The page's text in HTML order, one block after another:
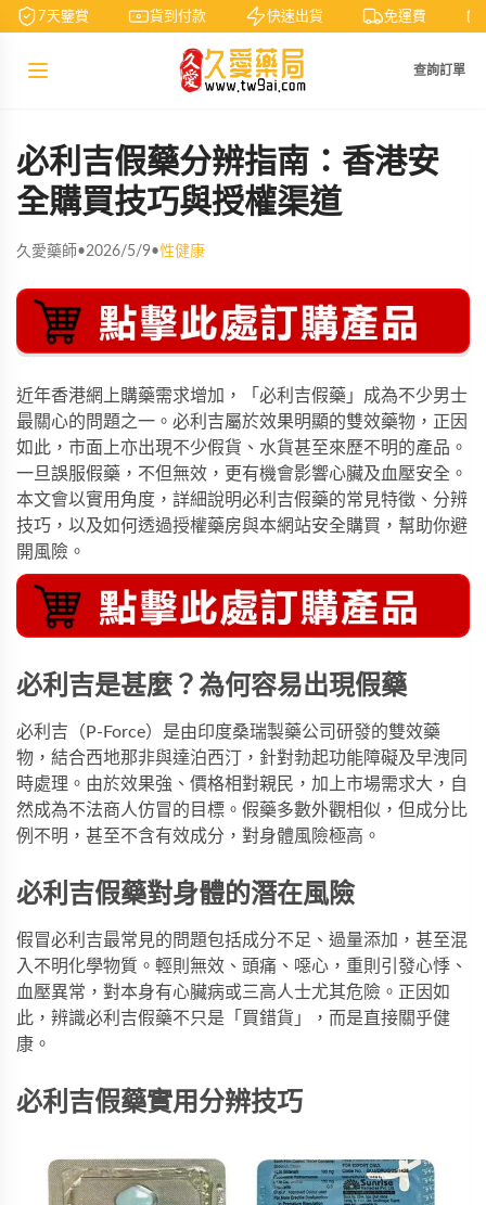
7天鑒賞 貨到付款 快速出貨 免運費
查詢訂單
必利吉假藥分辨指南：香港安
全購買技巧與授權渠道
久愛藥師•2026/5/9•性健康
近年香港網上購藥需求增加，「必利吉假藥」成為不少男士
最關心的問題之一。必利吉屬於效果明顯的雙效藥物，正因
如此，市面上亦出現不少假貨、水貨甚至來歷不明的產品。
一旦誤服假藥，不但無效，更有機會影響心臟及血壓安全。
本文會以實用角度，詳細說明必利吉假藥的常見特徵、分辨
技巧，以及如何透過授權藥房與本網站安全購買，幫助你避
開風險。
必利吉是甚麼？為何容易出現假藥
必利吉（P-Force）是由印度桑瑞製藥公司研發的雙效藥
物，結合西地那非與達泊西汀，針對勃起功能障礙及早洩同
時處理。由於效果強、價格相對親民，加上市場需求大，自
然成為不法商人仿冒的目標。假藥多數外觀相似，但成分比
例不明，甚至不含有效成分，對身體風險極高。
必利吉假藥對身體的潛在風險
假冒必利吉最常見的問題包括成分不足、過量添加，甚至混
入不明化學物質。輕則無效、頭痛、噁心，重則引發心悸、
血壓異常，對本身有心臟病或三高人士尤其危險。正因如
此，辨識必利吉假藥不只是「買錯貨」，而是直接關乎健
康。
必利吉假藥實用分辨技巧